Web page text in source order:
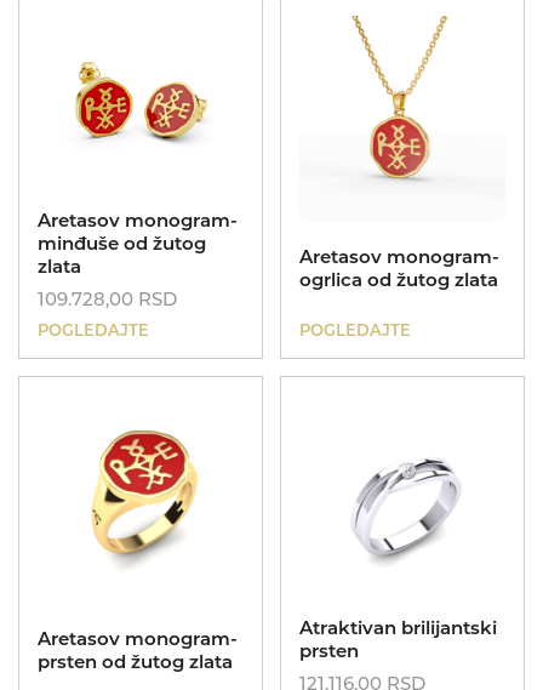
Aretasov monogram-
minđuše od žutog
zlata
109.728,00 RSD
POGLEDAJTE
Aretasov monogram-
ogrlica od žutog zlata
POGLEDAJTE
Aretasov monogram-
prsten od žutog zlata
Atraktivan brilijantski
prsten
121.116,00 RSD